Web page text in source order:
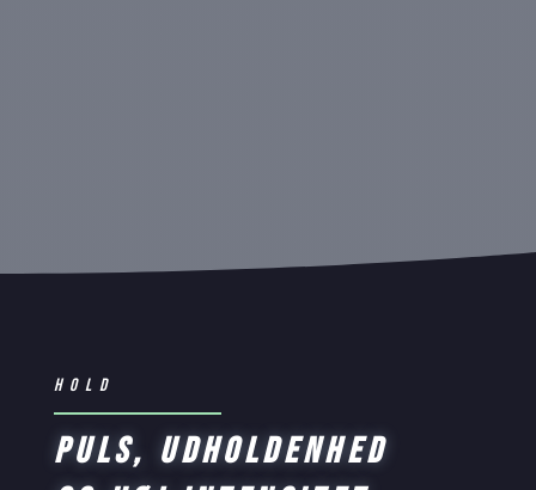
HOLD
PULS, UDHOLDENHED